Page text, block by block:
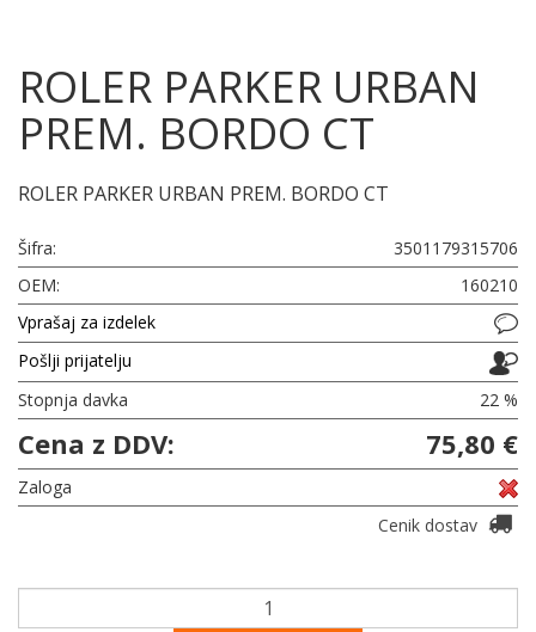
ROLER PARKER URBAN
PREM. BORDO CT
ROLER PARKER URBAN PREM. BORDO CT
Šifra:
3501179315706
OEM:
160210
Vprašaj za izdelek
Pošlji prijatelju
Stopnja davka
22 %
Cena z DDV: 75,80 €
Zaloga
Cenik dostav